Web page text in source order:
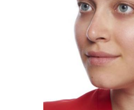
Свадебные прически и
макияж